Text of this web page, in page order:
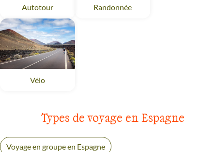
Autotour Randonnée
Vélo
Types de voyage en Espagne
Voyage en groupe en Espagne